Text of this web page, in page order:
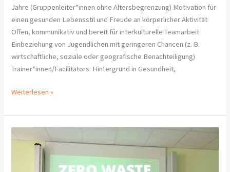
Jahre (Gruppenleiter*innen ohne Altersbegrenzung) Motivation für
einen gesunden Lebensstil und Freude an körperlicher Aktivität
Offen, kommunikativ und bereit für interkulturelle Teamarbeit
Einbeziehung von Jugendlichen mit geringeren Chancen (z. B.
wirtschaftliche, soziale oder geografische Benachteiligung)
Trainer*innen/Facilitators: Hintergrund in Gesundheit,
Weiterlesen »
Bericht: Kleidertausch